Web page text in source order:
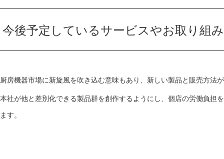
今後予定しているサービスやお取り組
厨房機器市場に新旋風を吹き込む意味もあり、新しい製品と販売方法
本社が他と差別化できる製品群を創作するようにし、個店の労働負担
ます。